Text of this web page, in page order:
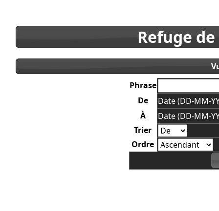
Refuge
Phrase
De
Date (DD-MM-
À
Date (DD-MM-
Trier
Ordre